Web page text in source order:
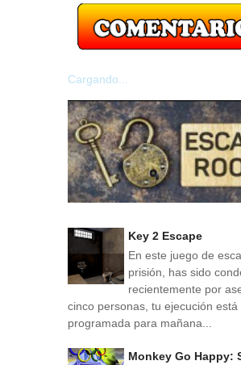
Cargando...
Key 2 Escape
En este juego de
prisión, has sido
recientemente por
cinco personas, tu ejecución está
programada para mañana...
Monkey Go Happy: